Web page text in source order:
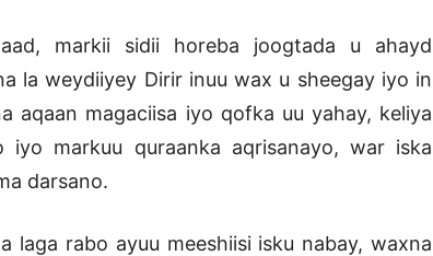
markii sidii horeba joogtada u ahayd
la weydiiyey Dirir inuu wax u sheegay iyo in
aqaan magaciisa iyo qofka uu yahay, keliya
iyo markuu quraanka aqrisanayo, war iska
darsano.
laga rabo ayuu meeshiisi isku nabay, waxna